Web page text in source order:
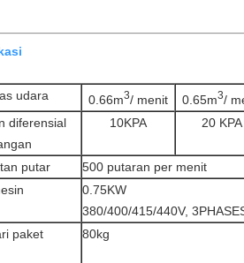
udara 0.66m3/ menit 0.65m3/
diferensial
10KPA 20 KPA
putar
500 putaran per menit
0.75KW
380/400/415/440V,
paket
80kg